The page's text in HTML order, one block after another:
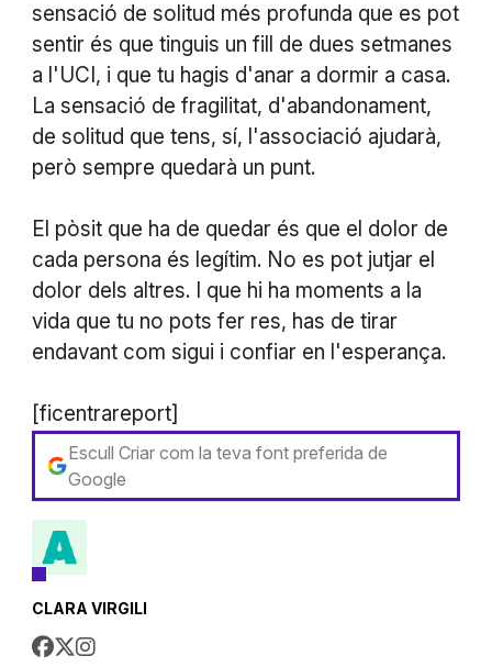
sensació de solitud més profunda que es pot
sentir és que tinguis un fill de dues setmanes
a l'UCI, i que tu hagis d'anar a dormir a casa.
La sensació de fragilitat, d'abandonament,
de solitud que tens, sí, l'associació ajudarà,
però sempre quedarà un punt.
El pòsit que ha de quedar és que el dolor de
cada persona és legítim. No es pot jutjar el
dolor dels altres. I que hi ha moments a la
vida que tu no pots fer res, has de tirar
endavant com sigui i confiar en l'esperança.
[ficentrareport]
Escull Criar com la teva font preferida de
Google
CLARA VIRGILI